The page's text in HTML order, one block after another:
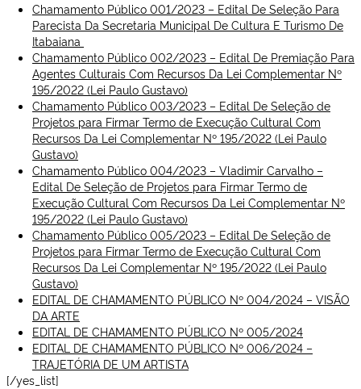
Chamamento Público 001/2023 – Edital De Seleção Para
Parecista Da Secretaria Municipal De Cultura E Turismo De
Itabaiana
Chamamento Público 002/2023 – Edital De Premiação Para
Agentes Culturais Com Recursos Da Lei Complementar Nº
195/2022 (Lei Paulo Gustavo)
Chamamento Público 003/2023 – Edital De Seleção de
Projetos para Firmar Termo de Execução Cultural Com
Recursos Da Lei Complementar Nº 195/2022 (Lei Paulo
Gustavo)
Chamamento Público 004/2023 – Vladimir Carvalho –
Edital De Seleção de Projetos para Firmar Termo de
Execução Cultural Com Recursos Da Lei Complementar Nº
195/2022 (Lei Paulo Gustavo)
Chamamento Público 005/2023 – Edital De Seleção de
Projetos para Firmar Termo de Execução Cultural Com
Recursos Da Lei Complementar Nº 195/2022 (Lei Paulo
Gustavo)
EDITAL DE CHAMAMENTO PÚBLICO Nº 004/2024 – VISÃO
DA ARTE
EDITAL DE CHAMAMENTO PÚBLICO Nº 005/2024
EDITAL DE CHAMAMENTO PÚBLICO Nº 006/2024 –
TRAJETÓRIA DE UM ARTISTA
[/yes_list]